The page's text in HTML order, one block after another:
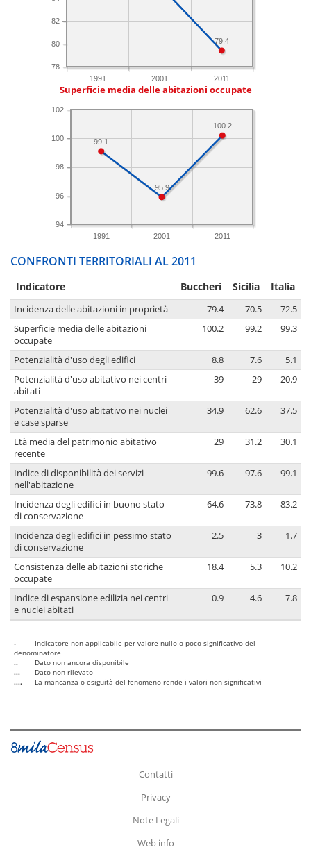
1991 2001 2011
78
80
82
79.4
Superficie media delle abitazioni occupate
1991 2001 2011
94
96
98
100
102
100.2
95.9
99.1
CONFRONTI TERRITORIALI AL 2011
Indicatore Buccheri Sicilia Italia
Incidenza delle abitazioni in proprietà 79.4 70.5
72.5
Superficie media delle abitazioni
occupate
100.2 99.2 99.3
Potenzialità d'uso degli edifici 8.8 7.6
5.1
Potenzialità d'uso abitativo nei centri
abitati
39 29 20.9
Potenzialità d'uso abitativo nei nuclei
e case sparse
34.9 62.6 37.5
Età media del patrimonio abitativo
recente
29 31.2 30.1
Indice di disponibilità dei servizi
nell'abitazione
99.6 97.6 99.1
Incidenza degli edifici in buono stato
di conservazione
64.6 73.8 83.2
Incidenza degli edifici in pessimo stato
di conservazione
2.5 3 1.7
Consistenza delle abitazioni storiche
occupate
18.4 5.3 10.2
Indice di espansione edilizia nei centri
e nuclei abitati
0.9 4.6 7.8
-
Indicatore non applicabile per valore nullo o poco significativo del
denominatore
..
Dato non ancora disponibile
...
Dato non rilevato
....
La mancanza o esiguità del fenomeno rende i valori non significativi
Contatti
Privacy
Note Legali
Web info